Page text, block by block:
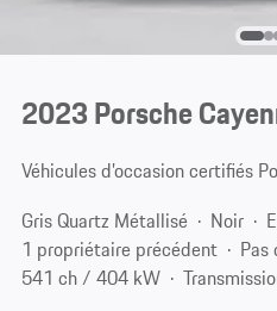
2023 Porsche
Véhicules d’occasion certifiés
Gris Quartz Métallisé
Noir
1 propriétaire précédent
541 ch / 404 kW